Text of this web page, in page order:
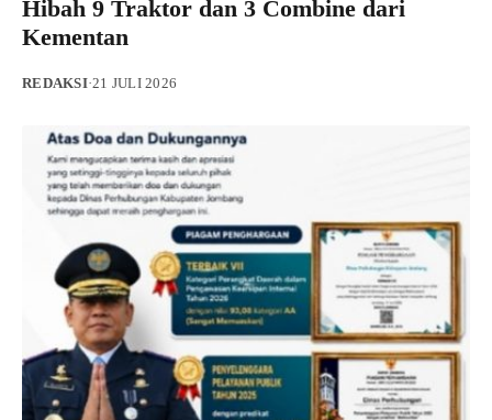
Hibah 9 Traktor dan 3 Combine dari
Kementan
REDAKSI·21 JULI 2026